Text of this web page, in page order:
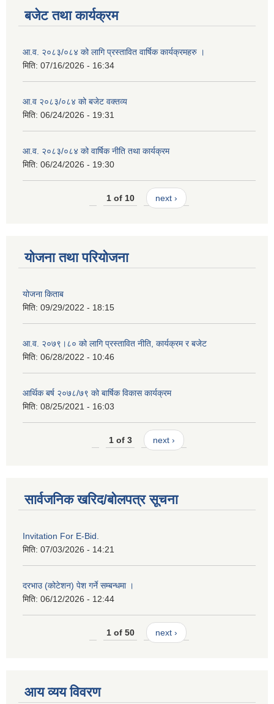
बजेट तथा कार्यक्रम
आ.व. २०८३/०८४ को लागि प्रस्तावित वार्षिक कार्यक्रमहरु ।
मिति: 07/16/2026 - 16:34
आ.व २०८३/०८४ को बजेट वक्तव्य
मिति: 06/24/2026 - 19:31
आ.व. २०८३/०८४ को वार्षिक नीति तथा कार्यक्रम
मिति: 06/24/2026 - 19:30
1 of 10 next ›
योजना तथा परियोजना
योजना किताब
मिति: 09/29/2022 - 18:15
आ.व. २०७९।८० को लागि प्रस्तावित नीति, कार्यक्रम र बजेट
मिति: 06/28/2022 - 10:46
आर्थिक बर्ष २०७८/७९ को बार्षिक विकास कार्यक्रम
मिति: 08/25/2021 - 16:03
1 of 3 next ›
सार्वजनिक खरिद/बोलपत्र सूचना
Invitation For E-Bid.
मिति: 07/03/2026 - 14:21
दरभाउ (कोटेशन) पेश गर्ने सम्बन्धमा ।
मिति: 06/12/2026 - 12:44
1 of 50 next ›
आय व्यय विवरण